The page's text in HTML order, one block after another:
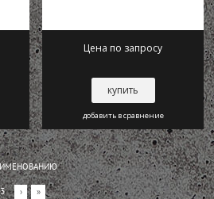
Цена по запросу
купить
добавить в сравнение
3 › »